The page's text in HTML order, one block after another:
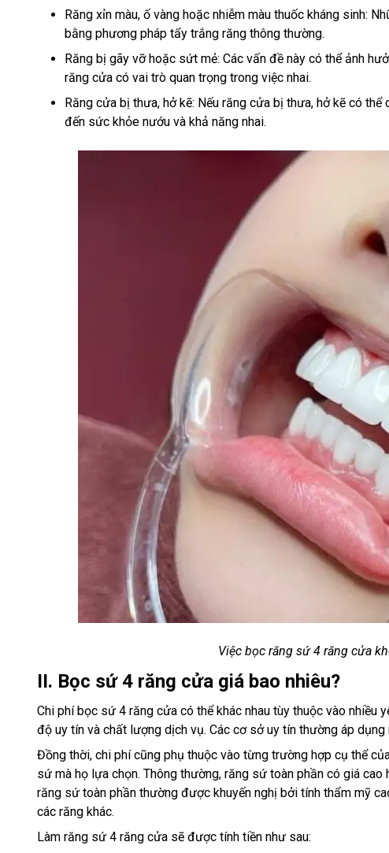
Răng xỉn màu, ố vàng hoặc nhiễm màu thuốc kháng sinh:
bằng phương pháp tẩy trắng răng thông thường.
Răng bị gãy vỡ hoặc sứt mẻ: Các vấn đề này có thể ảnh
răng cửa có vai trò quan trọng trong việc nhai.
Răng cửa bị thưa, hở kẽ: Nếu răng cửa bị thưa, hở kẽ có
đến sức khỏe nướu và khả năng nhai.
Việc bọc răng sứ 4 răng cửa
II. Bọc sứ 4 răng cửa giá bao nhiêu?
Chi phí bọc sứ 4 răng cửa có thể khác nhau tùy thuộc vào nhiều
độ uy tín và chất lượng dịch vụ. Các cơ sở uy tín thường áp
Đồng thời, chi phí cũng phụ thuộc vào từng trường hợp cụ thể
sứ mà họ lựa chọn. Thông thường, răng sứ toàn phần có giá
răng sứ toàn phần thường được khuyến nghị bởi tính thẩm mỹ
các răng khác.
Làm răng sứ 4 răng cửa sẽ được tính tiền như sau: